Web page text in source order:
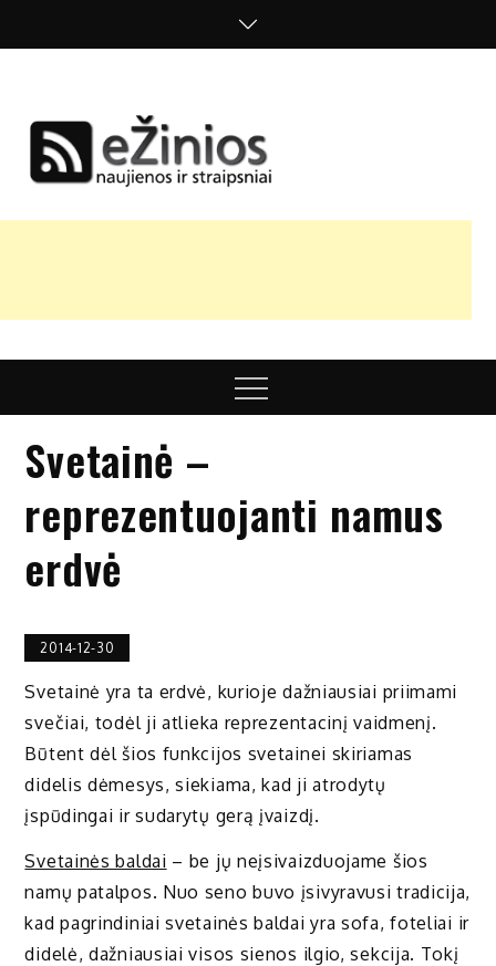
nuomonės
Menu
Svetainė –
reprezentuojanti namus
erdvė
2014-12-30
Svetainė yra ta erdvė, kurioje dažniausiai priimami
svečiai, todėl ji atlieka reprezentacinį vaidmenį.
Būtent dėl šios funkcijos svetainei skiriamas
didelis dėmesys, siekiama, kad ji atrodytų
įspūdingai ir sudarytų gerą įvaizdį.
Svetainės baldai – be jų neįsivaizduojame šios
namų patalpos. Nuo seno buvo įsivyravusi tradicija,
kad pagrindiniai svetainės baldai yra sofa, foteliai ir
didelė, dažniausiai visos sienos ilgio, sekcija. Tokį